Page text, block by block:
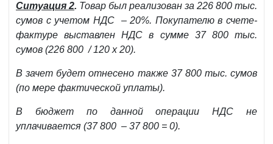
Ситуация 2. Товар был реализован за 226 800 тыс.
сумов с учетом НДС – 20%. Покупателю в счете-
фактуре выставлен НДС в сумме 37 800 тыс.
сумов (226 800 / 120 х 20).
В зачет будет отнесено также 37 800 тыс. сумов
(по мере фактической уплаты).
В бюджет по данной операции НДС не
уплачивается (37 800 – 37 800 = 0).